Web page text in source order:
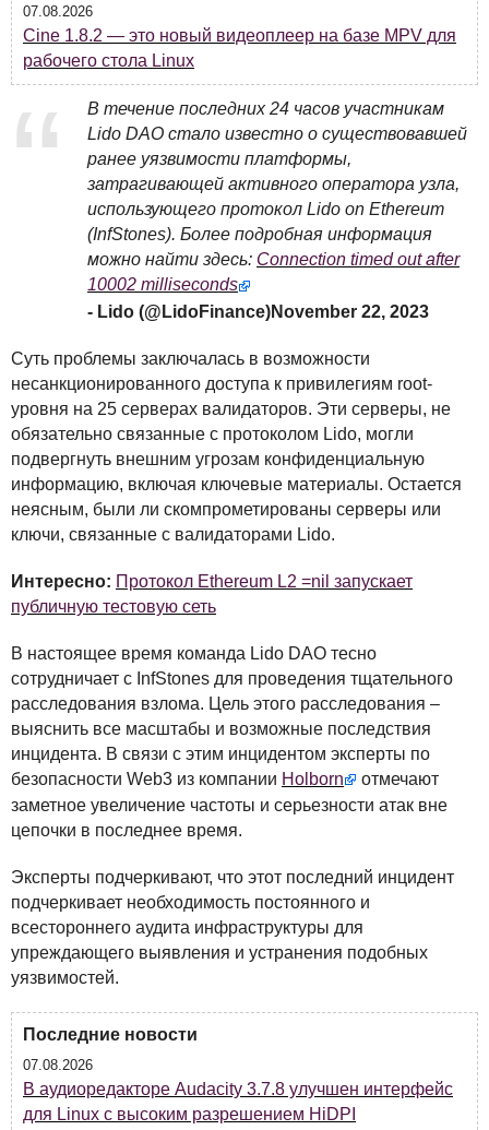
07.08.2026
Cine 1.8.2 — это новый видеоплеер на базе MPV для
рабочего стола Linux
В течение последних 24 часов участникам
Lido DAO стало известно о существовавшей
ранее уязвимости платформы,
затрагивающей активного оператора узла,
использующего протокол Lido on Ethereum
(InfStones). Более подробная информация
можно найти здесь: Connection timed out after
10002 milliseconds
- Lido (@LidoFinance)November 22, 2023
Суть проблемы заключалась в возможности
несанкционированного доступа к привилегиям root-
уровня на 25 серверах валидаторов. Эти серверы, не
обязательно связанные с протоколом Lido, могли
подвергнуть внешним угрозам конфиденциальную
информацию, включая ключевые материалы. Остается
неясным, были ли скомпрометированы серверы или
ключи, связанные с валидаторами Lido.
Интересно: Протокол Ethereum L2 =nil запускает
публичную тестовую сеть
В настоящее время команда Lido DAO тесно
сотрудничает с InfStones для проведения тщательного
расследования взлома. Цель этого расследования –
выяснить все масштабы и возможные последствия
инцидента. В связи с этим инцидентом эксперты по
безопасности Web3 из компании Holborn
отмечают
заметное увеличение частоты и серьезности атак вне
цепочки в последнее время.
Эксперты подчеркивают, что этот последний инцидент
подчеркивает необходимость постоянного и
всестороннего аудита инфраструктуры для
упреждающего выявления и устранения подобных
уязвимостей.
Последние новости
07.08.2026
В аудиоредакторе Audacity 3.7.8 улучшен интерфейс
для Linux с высоким разрешением HiDPI